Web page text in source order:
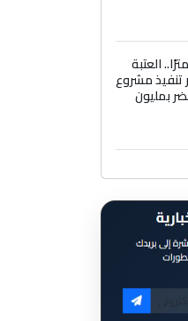
العتبة
تنفيذ مشروع
بمليون